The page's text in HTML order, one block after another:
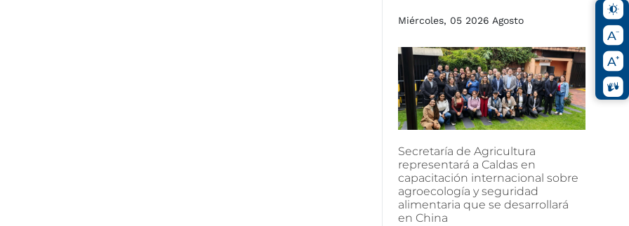
Miércoles, 05 2026 Agosto
Secretaría de Agricultura
representará a Caldas en
capacitación internacional sobre
agroecología y seguridad
alimentaria que se desarrollará
en China